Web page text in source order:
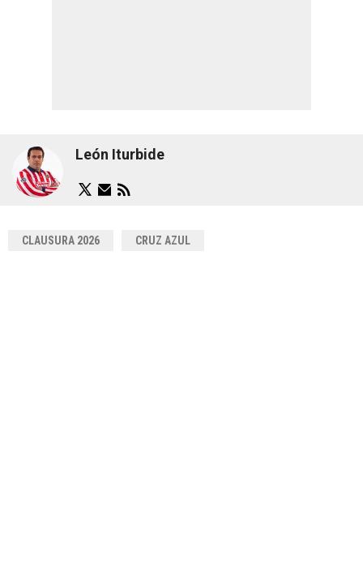
León Iturbide
CLAUSURA 2026 CRUZ AZUL